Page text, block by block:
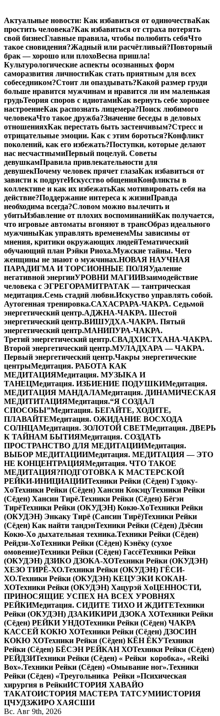
Перейти
к
содержимому
Актуальные новости: Как избавиться от одиночестваКак
простить человека?Как избавиться от страха потерять
свой бизнесГлавные правила, чтобы полюбить себяЧто
такое сновидения?Жадный или расчётливый?Повторный
брак — хорошо или плохоВесна пришла!
Культурологические аспекты осознанных форм
саморазвития личностиКак стать приятным для всех
собеседником?Стоит ли опаздывать?Какой размер груди
больше нравится мужчинам и нравится ли им маленькая
грудьТеория споров с идиотамиКак вернуть себе хорошее
настроениеКак распознать лицемера?Поиск любимого
человекаЧто такое дружба?Значение беседы в деловых
отношенияхКак перестать быть застенчивым?Стресс и
отрицательные эмоции. Как с этим бороться?Конфликт
поколений, как его избежать?Поступки, которые делают
нас несчастнымиПервый поцелуй. Советы
девушкамПравила привлекательности для
девушекПочему человек прячет глазаКак избавиться от
зависти к подругеИскусство общенияКонфликты в
коллективе и как их избежатьКак мотивировать себя на
действие?Поддержание интереса к жизниПравда
необходима всегда?Словом можно вылечить и
убитьИзбавление от плохих воспоминанийКак получается,
что игровые автоматы вгоняют в трансОбраз идеального
мужчиныКак управлять временемМы зависимы от
мнения, критики окружающих людейТематический
обучающий план Рэйки Риоха.Мужские тайны. Чего
женщины не знают о мужчинах.НОВАЯ НАУЧНАЯ
ПАРАДИГМА И ТОРСИОННЫЕ ПОЛЯУдаление
негативной энергииУРОВНИ МАГИИВзаимодействие
человека с ЭГРЕГОРАМИТРАТАК — тантрическая
медитация.Семь стадий любви.Искуство управлять собой.
Аутогенная тренировка.САХАСРАРА-ЧАКРА. Седьмой
энергетический центр.АДЖНА-ЧАКРА. Шестой
энергетический центр.ВИШУДХА-ЧАКРА. Пятый
энергетический центр.МАНИПУРА-ЧАКРА.
Третий энергетический центр.СВАДХИСТХАНА-ЧАКРА.
Второй энергетический центр.МУЛАДХАРА — ЧАКРА.
Первый энергетический центр.Чакры энергетические
центрыМедитация. РАБОТА КАК
МЕДИТАЦИЯМедитация. МУЗЫКА И
ТАНЕЦМедитация. ИЗБИЕНИЕ ПОДУШКИМедитация.
МЕДИТАЦИЯ МАНДАЛАМедитация. ДИНАМИЧЕСКАЯ
МЕДИТИТАЦИЯМедитация.“Я СОЗДАЛ
СПОСОБЫ”Медитация. БЕГАЙТЕ, ХОДИТЕ,
ПЛАВАЙТЕМедитация. ОЖИДАНИЕ ВОСХОДА
СОЛНЦАМедитация. ЗОЛОТОЙ СВЕТМедитация. ДВЕРЬ
К ТАЙНАМ БЫТИЯМедитация. СОЗДАТЬ
ПРОСТРАНСТВО ДЛЯ МЕДИТАЦИИМедитация.
ВЫБОР МЕДИТАЦИИМедитация. МЕДИТАЦИЯ — ЭТО
НЕ КОНЦЕНТРАЦИЯМедитация. ЧТО ТАКОЕ
МЕДИТАЦИЯ?ПОДГОТОВКА К МАСТЕРСКОЙ
РЕЙКИ-ИНИЦИАЦИИТехники Рейки (Сёден) Гэдоку-
ХоТехники Рейки (Сёден) Хансин КокэцуТехники Рейки
(Сёден) Хансин Тирё.Техники Рейки (Сёден) Бёгэн
ТирёТехники Рейки (ОКУДЭН) Кокю-ХоТехники Рейки
(ОКУДЭН) Энкаку Тирё (Сансин Тирё)Техники Рейки
(Сёден) Как найти тандэнТехники Рейки (Сёден) Дзёсин
Кокю-Хо дыхательная техника.Техники Рейки (Сёден)
Рейдзи-ХоТехники Рейки (Сёден) Кэнёку (сухое
омовение)Техники Рейки (Сёден) ГассёТехники Рейки
(ОКУДЭН) ДЗИКО ДЗОКА-ХОТехники Рейки (ОКУДЭН)
ХЕЗО ТИРЁ-ХО.Техники Рейки (ОКУДЭН) ГЁСИ-
ХО.Техники Рейки (ОКУДЭН) КЕЦУЭКИ КОКАН-
ХОТехники Рейки (ОКУДЭН) Хацурэй ХоЦЕННОСТИ,
ПРИНОСЯЩИЕ УСПЕХ НА ВСЕХ УРОВНЯХ
РЕЙКИМедитация. СИДИТЕ ТИХО И ЖДИТЕТехники
Рейки (ОКУДЭН) ДЗАКИКИРИ ДЗОКА ХОТехники Рейки
(Сёден) РЕЙКИ УНДОТехники Рейки (Сёден) ЧАКРА
КАССЕЙ КОКЮ ХОТехники Рейки (Сёден) ДЗОСИН
КОКЮ ХОТехники Рейки (Сёден) КЁН ЁКУТехники
Рейки (Сёден) БЁСЭН РЕЙКАН ХОТехники Рейки (Сёден)
РЕЙДЗИТехники Рейки (Сёден) « Рейки коробка», «Reiki
Вox».Техники Рейки (Сёден) «Омывание ног».Техники
Рейки (Сёден) «Треугольника Рейки »Психическая
хирургия в РейкиИСТОРИЯ ХАВАЙО
ТАКАТОИСТОРИЯ МАСТЕРА ТАТСУМИИСТОРИЯ
ЦЧУДЗЖИРО ХАЯСШИ
Вс. Авг 9th, 2026